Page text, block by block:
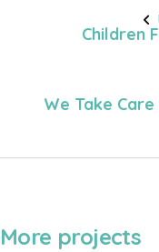
Children
We Take
More projects